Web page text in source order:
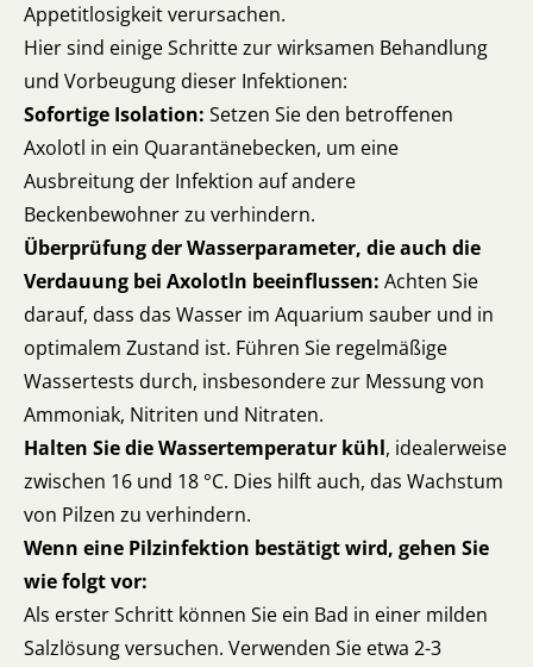
Appetitlosigkeit verursachen.
Hier sind einige Schritte zur wirksamen Behandlung
und Vorbeugung dieser Infektionen:
Sofortige Isolation: Setzen Sie den betroffenen
Axolotl in ein Quarantänebecken, um eine
Ausbreitung der Infektion auf andere
Beckenbewohner zu verhindern.
Überprüfung der Wasserparameter, die auch die
Verdauung bei Axolotln beeinflussen: Achten Sie
darauf, dass das Wasser im Aquarium sauber und in
optimalem Zustand ist. Führen Sie regelmäßige
Wassertests durch, insbesondere zur Messung von
Ammoniak, Nitriten und Nitraten.
Halten Sie die Wassertemperatur kühl, idealerweise
zwischen 16 und 18 °C. Dies hilft auch, das Wachstum
von Pilzen zu verhindern.
Wenn eine Pilzinfektion bestätigt wird, gehen Sie
wie folgt vor:
Als erster Schritt können Sie ein Bad in einer milden
Salzlösung versuchen. Verwenden Sie etwa 2-3